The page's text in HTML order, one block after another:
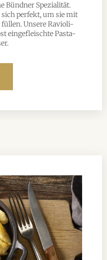
Bündner Spezialität.
sich perfekt, um sie mit
Unsere Ravioli-
eingefleischte Pasta-